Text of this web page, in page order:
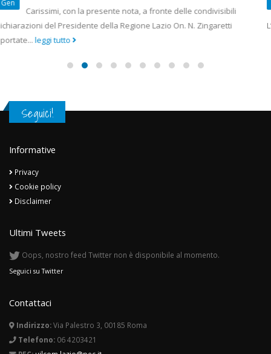
confronto tra delegazione Sindacale e Direzione BT Italia.
L’Azienda ha...leggi tutto
Seguici!
Cookie policy
Disclaimer
Seguici su Twitter